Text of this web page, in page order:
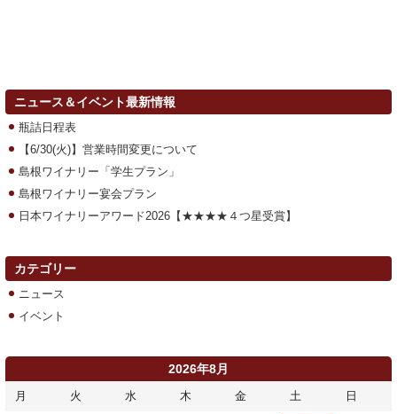
ニュース＆イベント最新情報
瓶詰日程表
【6/30(火)】営業時間変更について
島根ワイナリー「学生プラン」
島根ワイナリー宴会プラン
日本ワイナリーアワード2026【★★★★４つ星受賞】
カテゴリー
ニュース
イベント
2026年8月
月 火 水 木 金 土 日